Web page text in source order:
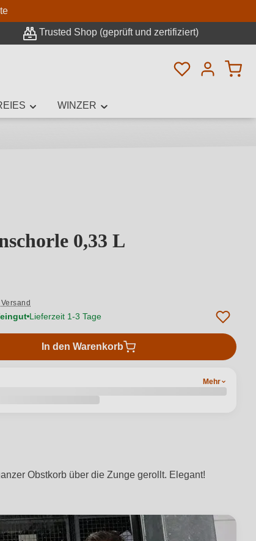
Trusted Shop (geprüft und zertifiziert)
Du hast 0
WINZER
0,33 L
Versand
Lieferzeit 1-3 Tage
In den Warenkorb
Mehr
Obstkorb über die Zunge gerollt. Elegant!
Suche